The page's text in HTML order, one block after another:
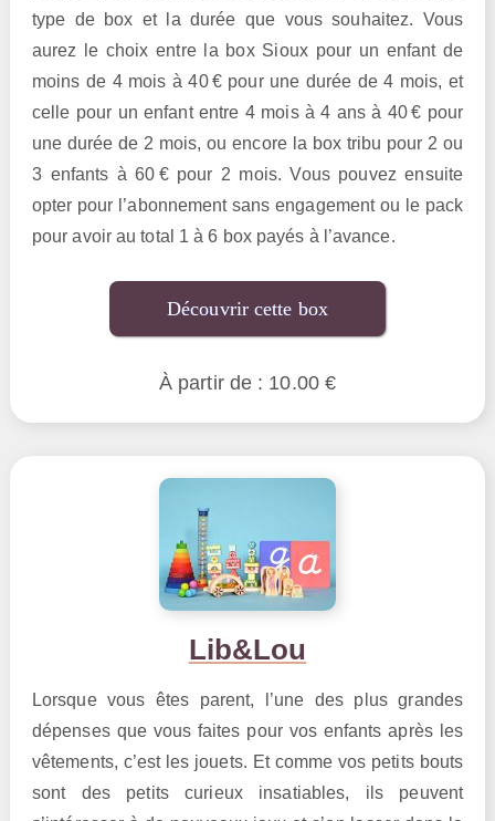
type de box et la durée que vous souhaitez. Vous
aurez le choix entre la box Sioux pour un enfant de
moins de 4 mois à 40 € pour une durée de 4 mois, et
celle pour un enfant entre 4 mois à 4 ans à 40 € pour
une durée de 2 mois, ou encore la box tribu pour 2 ou
3 enfants à 60 € pour 2 mois. Vous pouvez ensuite
opter pour l’abonnement sans engagement ou le pack
pour avoir au total 1 à 6 box payés à l’avance.
Découvrir cette box
À partir de : 10.00 €
Lib&Lou
Lorsque vous êtes parent, l’une des plus grandes
dépenses que vous faites pour vos enfants après les
vêtements, c’est les jouets. Et comme vos petits bouts
sont des petits curieux insatiables, ils peuvent